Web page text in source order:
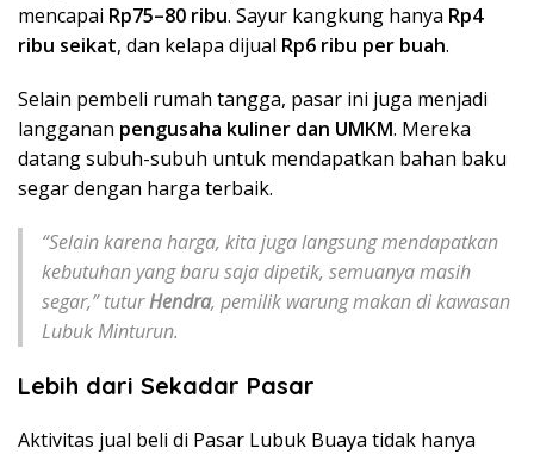
mencapai Rp75–80 ribu. Sayur kangkung hanya Rp4
ribu seikat, dan kelapa dijual Rp6 ribu per buah.
Selain pembeli rumah tangga, pasar ini juga menjadi
langganan pengusaha kuliner dan UMKM. Mereka
datang subuh-subuh untuk mendapatkan bahan baku
segar dengan harga terbaik.
“Selain karena harga, kita juga langsung mendapatkan
kebutuhan yang baru saja dipetik, semuanya masih
segar,” tuturHendra, pemilik warung makan di kawasan
Lubuk Minturun.
Lebih dari Sekadar Pasar
Aktivitas jual beli di Pasar Lubuk Buaya tidak hanya